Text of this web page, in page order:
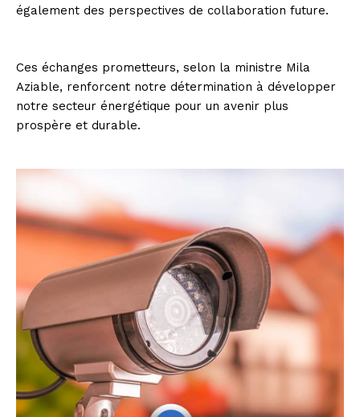
également des perspectives de collaboration future.
Ces échanges prometteurs, selon la ministre Mila
Aziable, renforcent notre détermination à développer
notre secteur énergétique pour un avenir plus
prospère et durable.